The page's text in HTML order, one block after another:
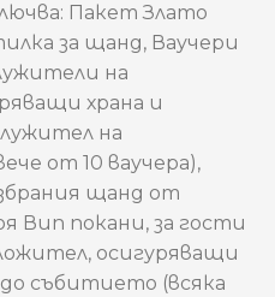
Пакет Злато
за щанд, Ваучери
на
храна и
на
от 10 ваучера),
щанд от
Вип покани, за гости
осигуряващи
събитието (всяка